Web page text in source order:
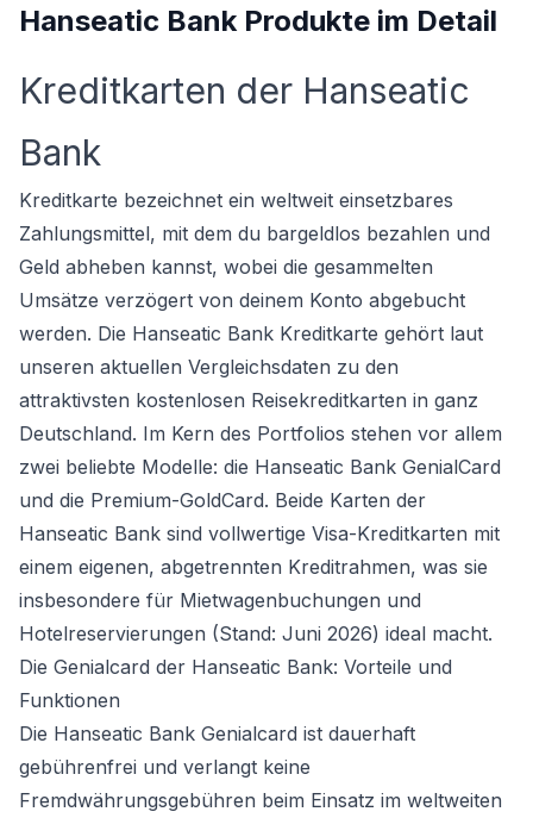
Hanseatic Bank Produkte im Detail
Kreditkarten der Hanseatic
Bank
Kreditkarte bezeichnet ein weltweit einsetzbares
Zahlungsmittel, mit dem du bargeldlos bezahlen und
Geld abheben kannst, wobei die gesammelten
Umsätze verzögert von deinem Konto abgebucht
werden. Die Hanseatic Bank Kreditkarte gehört laut
unseren aktuellen Vergleichsdaten zu den
attraktivsten kostenlosen Reisekreditkarten in ganz
Deutschland. Im Kern des Portfolios stehen vor allem
zwei beliebte Modelle: die Hanseatic Bank GenialCard
und die Premium-GoldCard. Beide Karten der
Hanseatic Bank sind vollwertige Visa-Kreditkarten mit
einem eigenen, abgetrennten Kreditrahmen, was sie
insbesondere für Mietwagenbuchungen und
Hotelreservierungen (Stand: Juni 2026) ideal macht.
Die Genialcard der Hanseatic Bank: Vorteile und
Funktionen
Die Hanseatic Bank Genialcard ist dauerhaft
gebührenfrei und verlangt keine
Fremdwährungsgebühren beim Einsatz im weltweiten